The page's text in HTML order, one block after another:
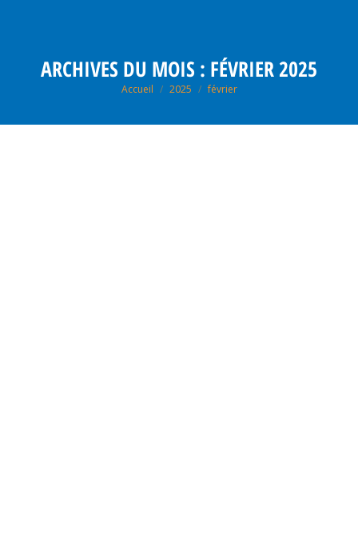
ARCHIVES DU MOIS : FÉVRIER 2025
Vous êtes ici :
Accueil 2025 février